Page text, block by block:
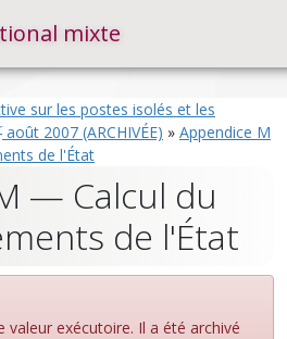
mixte
sur les postes isolés et les
août 2007 (ARCHIVÉE) » Appendice M
de l'État
— Calcul du
de l'État
valeur exécutoire. Il a été archivé